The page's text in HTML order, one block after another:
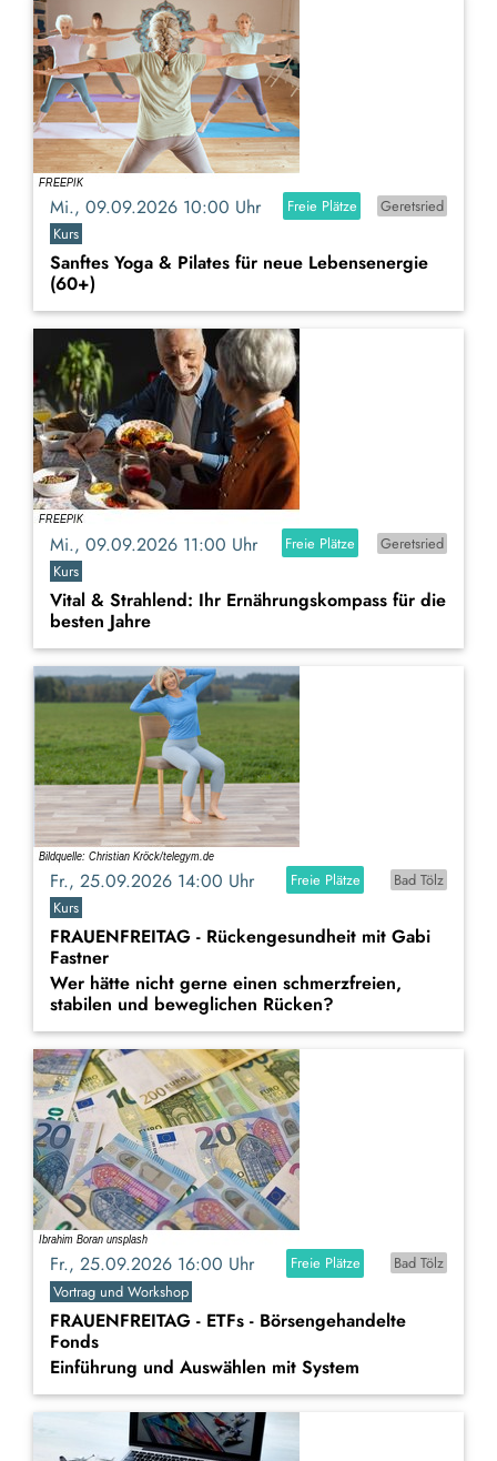
Mi., 09.09.2026 10:00 Uhr Freie Plätze
Geretsried
Kurs
Sanftes Yoga & Pilates für neue Lebensenergie
(60+)
Mi., 09.09.2026 11:00 Uhr Freie Plätze
Geretsried
Kurs
Vital & Strahlend: Ihr Ernährungskompass für die
besten Jahre
Fr., 25.09.2026 14:00 Uhr Freie Plätze
Bad Tölz
Kurs
FRAUENFREITAG - Rückengesundheit mit Gabi
Fastner
Wer hätte nicht gerne einen schmerzfreien,
stabilen und beweglichen Rücken?
Fr., 25.09.2026 16:00 Uhr Freie Plätze
Bad Tölz
Vortrag und Workshop
FRAUENFREITAG - ETFs - Börsengehandelte
Fonds
Einführung und Auswählen mit System